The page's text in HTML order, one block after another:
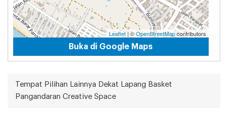
Leaflet| ©OpenStreetMapcontributors
Buka di Google Maps
Tempat Pilihan Lainnya Dekat Lapang Basket
Pangandaran Creative Space